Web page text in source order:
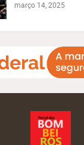
março 14, 2025